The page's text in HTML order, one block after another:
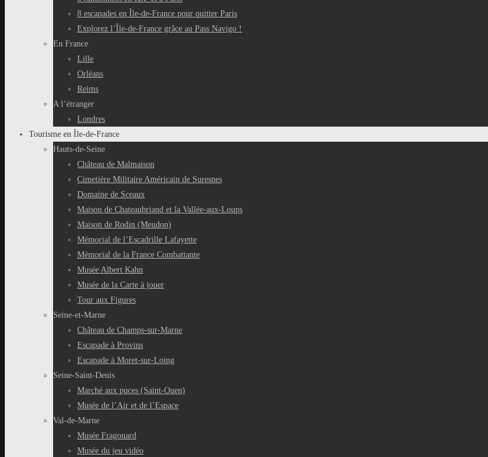
8 escapades en Île-de-France pour quitter Paris
Explorez l’Île-de-France grâce au Pass Navigo !
En France
Lille
Orléans
Reims
A l’étranger
Londres
Tourisme en Île-de-France
Hauts-de-Seine
Château de Malmaison
Cimetière Militaire Américain de Suresnes
Domaine de Sceaux
Maison de Chateaubriand et la Vallée-aux-Loups
Maison de Rodin (Meudon)
Mémorial de l’Escadrille Lafayette
Mémorial de la France Combattante
Musée Albert Kahn
Musée de la Carte à jouer
Tour aux Figures
Seine-et-Marne
Château de Champs-sur-Marne
Escapade à Provins
Escapade à Moret-sur-Loing
Seine-Saint-Denis
Marché aux puces (Saint-Ouen)
Musée de l’Air et de l’Espace
Val-de-Marne
Musée Fragonard
Musée du jeu vidéo